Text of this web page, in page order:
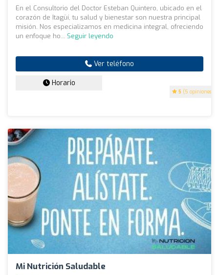
5 (5 opiniones)
En el Consultorio del Doctor Esteban Quintero, ubicado en el
corazón de Itagüí, tu salud y bienestar son nuestra principal
misión. Nos especializamos en medicina integral, ofreciendo
un enfoque ho... Seguir leyendo
Ver teléfono
Horario
Mi Nutrición Saludable